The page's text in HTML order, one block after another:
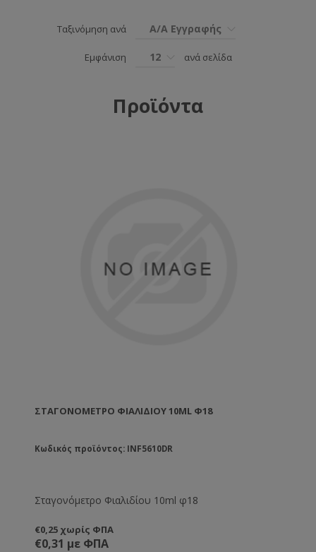
Ταξινόμηση ανά Α/Α Εγγραφής
Εμφάνιση 12 ανά σελίδα
Προϊόντα
ΣΤΑΓΟΝΌΜΕΤΡΟ ΦΙΑΛΙΔΊΟΥ 10ML Φ18
Κωδικός προϊόντος: INF5610DR
Σταγονόμετρο Φιαλιδίου 10ml φ18
€0,25 χωρίς ΦΠΑ
€0,31 με ΦΠΑ